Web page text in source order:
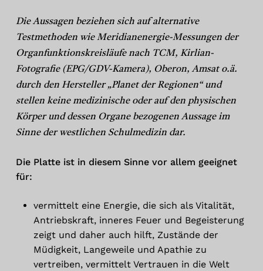
Die Aussagen beziehen sich auf alternative
Testmethoden wie Meridianenergie-Messungen der
Organfunktionskreisläufe nach TCM, Kirlian-
Fotografie (EPG/GDV-Kamera), Oberon, Amsat o.ä.
durch den Hersteller „Planet der Regionen“ und
stellen keine medizinische oder auf den physischen
Körper und dessen Organe bezogenen Aussage im
Sinne der westlichen Schulmedizin dar.
Die Platte ist in diesem Sinne vor allem geeignet
für:
vermittelt eine Energie, die sich als Vitalität,
Antriebskraft, inneres Feuer und Begeisterung
zeigt und daher auch hilft, Zustände der
Müdigkeit, Langeweile und Apathie zu
vertreiben, vermittelt Vertrauen in die Welt